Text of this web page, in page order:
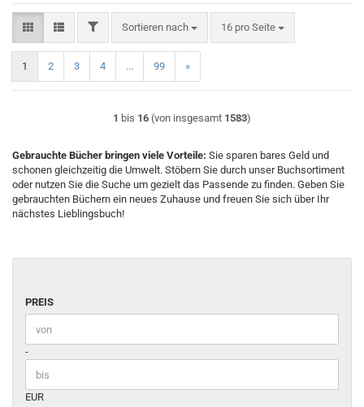
FILTERSortieren nach
Sortieren nach 16 pro Seite
pro Seite
1 2 3 4 ... 99 »
1 bis 16 (von insgesamt 1583)
Gebrauchte Bücher bringen viele Vorteile: Sie sparen bares Geld und
schonen gleichzeitig die Umwelt. Stöbern Sie durch unser Buchsortiment
oder nutzen Sie die Suche um gezielt das Passende zu finden. Geben Sie
gebrauchten Büchern ein neues Zuhause und freuen Sie sich über Ihr
nächstes Lieblingsbuch!
PREIS
PREIS
Preis bis
-
EUR